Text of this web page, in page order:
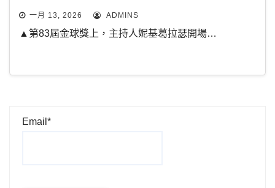
一月 13, 2026 ADMINS
▲第83屆金球獎上，主持人妮基葛拉瑟開場…
Email*